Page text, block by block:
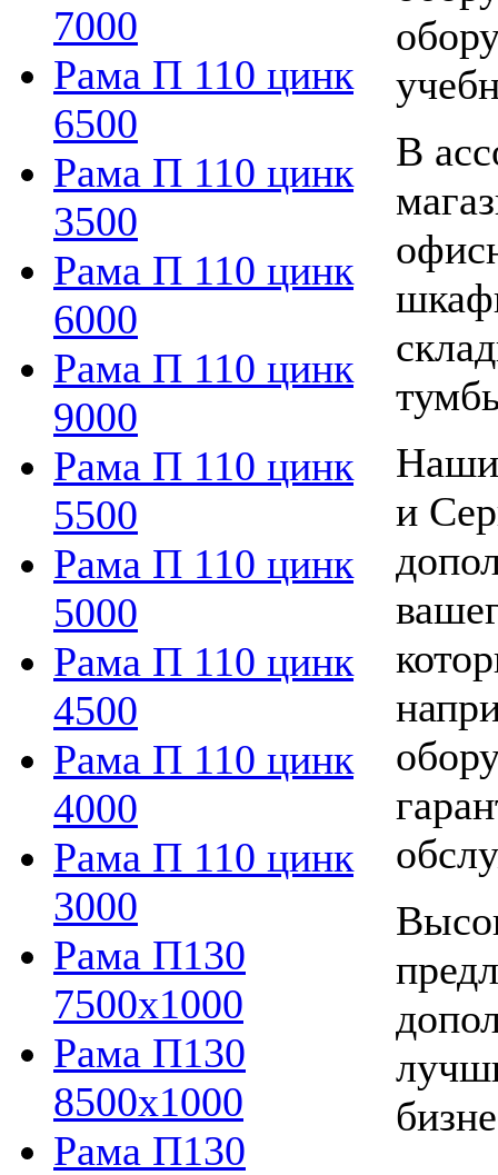
7000
Рама П 110 цинк
6500
Рама П 110 цинк
3500
Рама П 110 цинк
6000
Рама П 110 цинк
9000
Рама П 110 цинк
5500
Рама П 110 цинк
5000
Рама П 110 цинк
4500
Рама П 110 цинк
4000
Рама П 110 цинк
3000
Рама П130
7500х1000
Рама П130
8500х1000
Рама П130
В
и